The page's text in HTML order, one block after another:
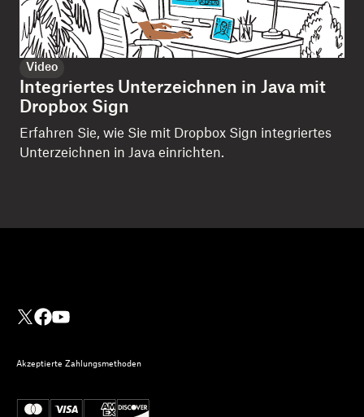
Video
Integriertes Unterzeichnen in Java mit
Dropbox Sign
Erfahren Sie, wie Sie mit Dropbox Sign integriertes
Unterzeichnen in Java einrichten.
Akzeptierte Zahlungsmethoden